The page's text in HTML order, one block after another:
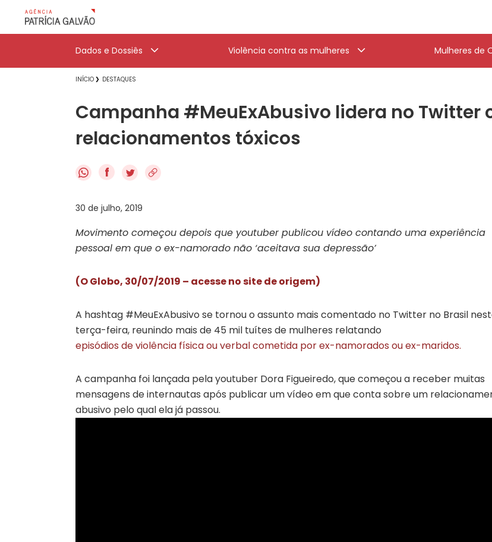
Dados e Dossiês Violência contra as mulheres Mulheres de
INÍCIO DESTAQUES
Campanha #MeuExAbusivo lidera no Twitter
relacionamentos tóxicos
f
30 de julho, 2019
Movimento começou depois que youtuber publicou vídeo contando uma experiência
pessoal em que o ex-namorado não ‘aceitava sua depressão’
(O Globo, 30/07/2019 – acesse no site de origem)
A hashtag #MeuExAbusivo se tornou o assunto mais comentado no Twitter no Brasil
terça-feira, reunindo mais de 45 mil tuítes de mulheres relatando
episódios de violência física ou verbal cometida por ex-namorados ou ex-maridos.
A campanha foi lançada pela youtuber Dora Figueiredo, que começou a receber muitas
mensagens de internautas após publicar um vídeo em que conta sobre um
abusivo pelo qual ela já passou.